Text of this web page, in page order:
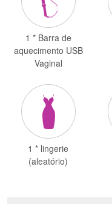
1 * Barra de
aquecimento USB
Vaginal
1 * lingerie
(aleatório)